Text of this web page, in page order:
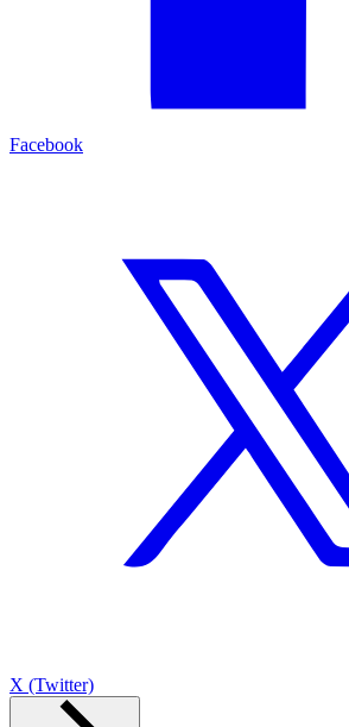
Facebook
X (Twitter)